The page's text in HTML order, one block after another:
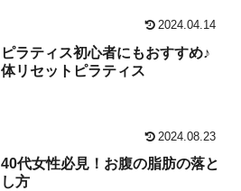
2024.04.14
ピラティス初心者にもおすすめ♪
体リセットピラティス
2024.08.23
40代女性必見！お腹の脂肪の落と
し方